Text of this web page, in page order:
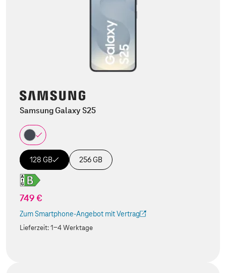
Samsung Galaxy S25
128 GB 256 GB
749 €
Zum Smartphone-Angebot mit Vertrag
(Der Link wird in einem neuen Tab geöffnet)
Lieferzeit:1-4 Werktage